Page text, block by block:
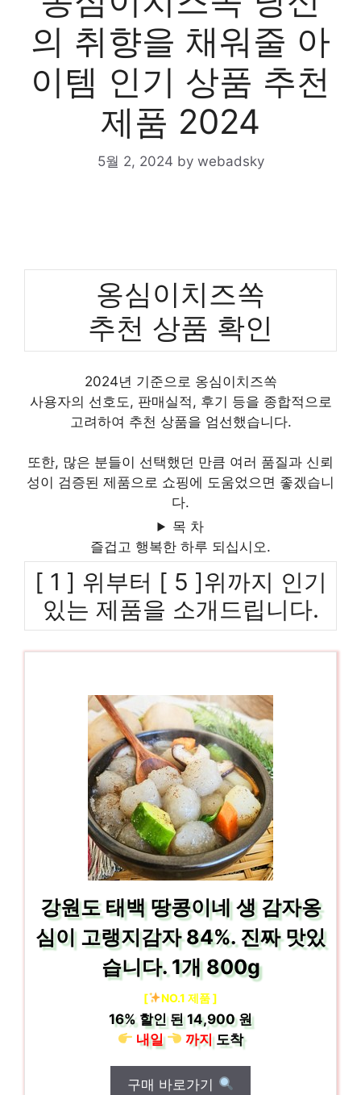
의 취향을 채워줄 아
이템 인기 상품 추천
제품 2024
5월 2, 2024 by webadsky
옹심이치즈쏙
추천 상품 확인
2024년 기준으로 옹심이치즈쏙
사용자의 선호도, 판매실적, 후기 등을 종합적으로
고려하여 추천 상품을 엄선했습니다.
또한, 많은 분들이 선택했던 만큼 여러 품질과 신뢰
성이 검증된 제품으로 쇼핑에 도움었으면 좋겠습니
다.
목 차
즐겁고 행복한 하루 되십시오.
[ 1 ] 위부터 [ 5 ]위까지 인기
있는 제품을 소개드립니다.
강원도 태백 땅콩이네 생 감자옹
심이 고랭지감자 84%. 진짜 맛있
습니다. 1개 800g
[ NO.1 제품 ]
16% 할인 된14,900 원
내일
까지도착
구매 바로가기